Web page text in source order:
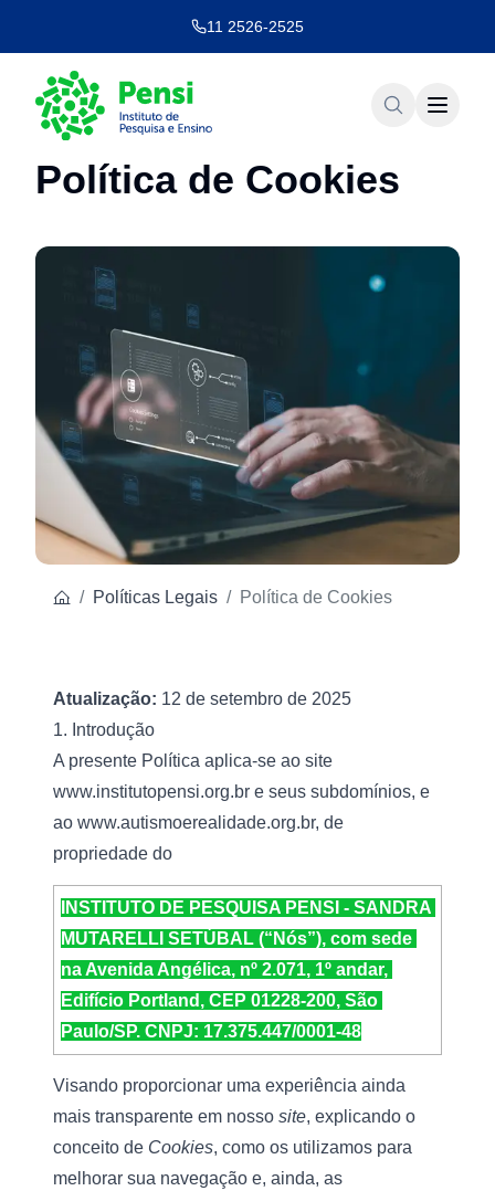
11 2526-2525
Política de Cookies
Políticas Legais Política de Cookies
Atualização: 12 de setembro de 2025
1. Introdução
www.institutopensi.org.br e seus subdomínios, e
ao www.autismoerealidade.org.br, de
propriedade do
INSTITUTO DE PESQUISA PENSI - SANDRA
MUTARELLI SETÚBAL (“Nós”), com sede
na Avenida Angélica, nº 2.071, 1º andar,
Edifício Portland, CEP 01228-200, São
Paulo/SP. CNPJ: 17.375.447/0001-48
Visando proporcionar uma experiência ainda
mais transparente em nosso site, explicando o
conceito de Cookies, como os utilizamos para
melhorar sua navegação e, ainda, as